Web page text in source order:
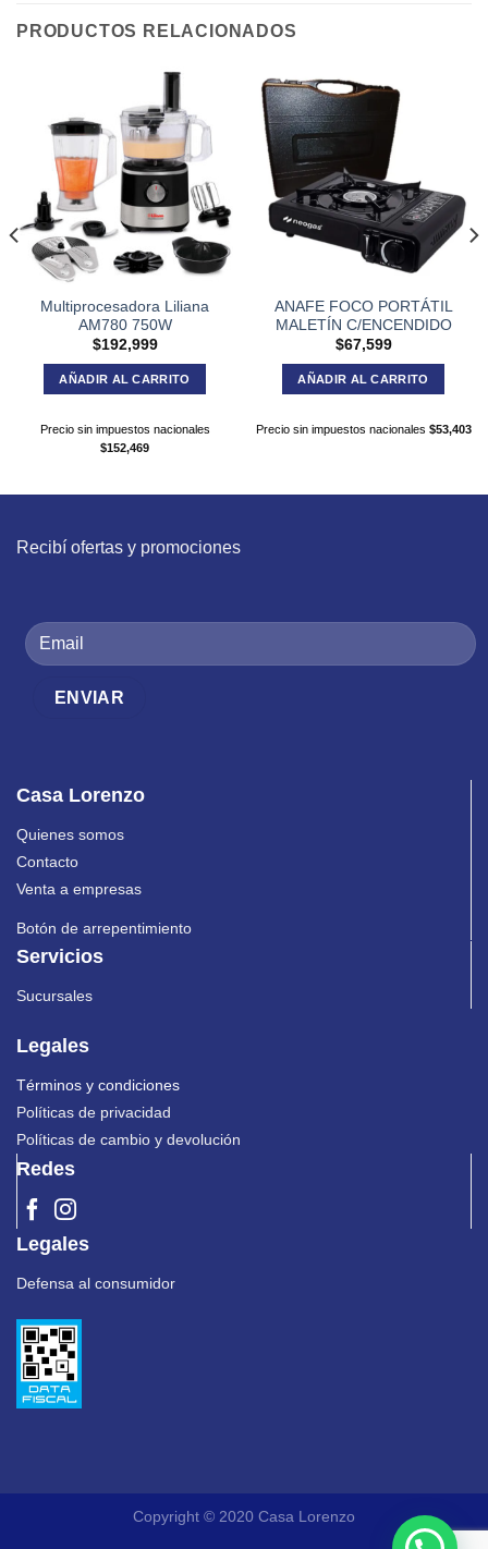
PRODUCTOS RELACIONADOS
Multiprocesadora Liliana
AM780 750W
$192,999
AÑADIR AL CARRITO
Precio sin impuestos nacionales
$152,469
ANAFE FOCO PORTÁTIL
MALETÍN C/ENCENDIDO
$67,599
AÑADIR AL CARRITO
Precio sin impuestos nacionales $53,403
Recibí ofertas y promociones
Casa Lorenzo
Quienes somos
Contacto
Venta a empresas
Botón de arrepentimiento
Servicios
Sucursales
Legales
Términos y condiciones
Políticas de privacidad
Políticas de cambio y devolución
Redes
Legales
Defensa al consumidor
Copyright © 2020 Casa Lorenzo